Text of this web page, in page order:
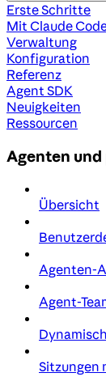
Erste Schritte
Mit Claude
Verwaltung
Konfiguration
Referenz
Agent SDK
Neuigkeiten
Ressourcen
Agenten
Übersicht
Agenten-
Agent-
Sitzungen